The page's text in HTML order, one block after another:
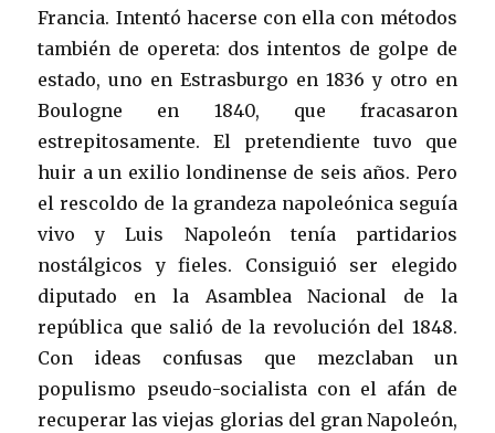
Francia. Intentó hacerse con ella con métodos
también de opereta: dos intentos de golpe de
estado, uno en Estrasburgo en 1836 y otro en
Boulogne en 1840, que fracasaron
estrepitosamente. El pretendiente tuvo que
huir a un exilio londinense de seis años. Pero
el rescoldo de la grandeza napoleónica seguía
vivo y Luis Napoleón tenía partidarios
nostálgicos y fieles. Consiguió ser elegido
diputado en la Asamblea Nacional de la
república que salió de la revolución del 1848.
Con ideas confusas que mezclaban un
populismo pseudo-socialista con el afán de
recuperar las viejas glorias del gran Napoleón,